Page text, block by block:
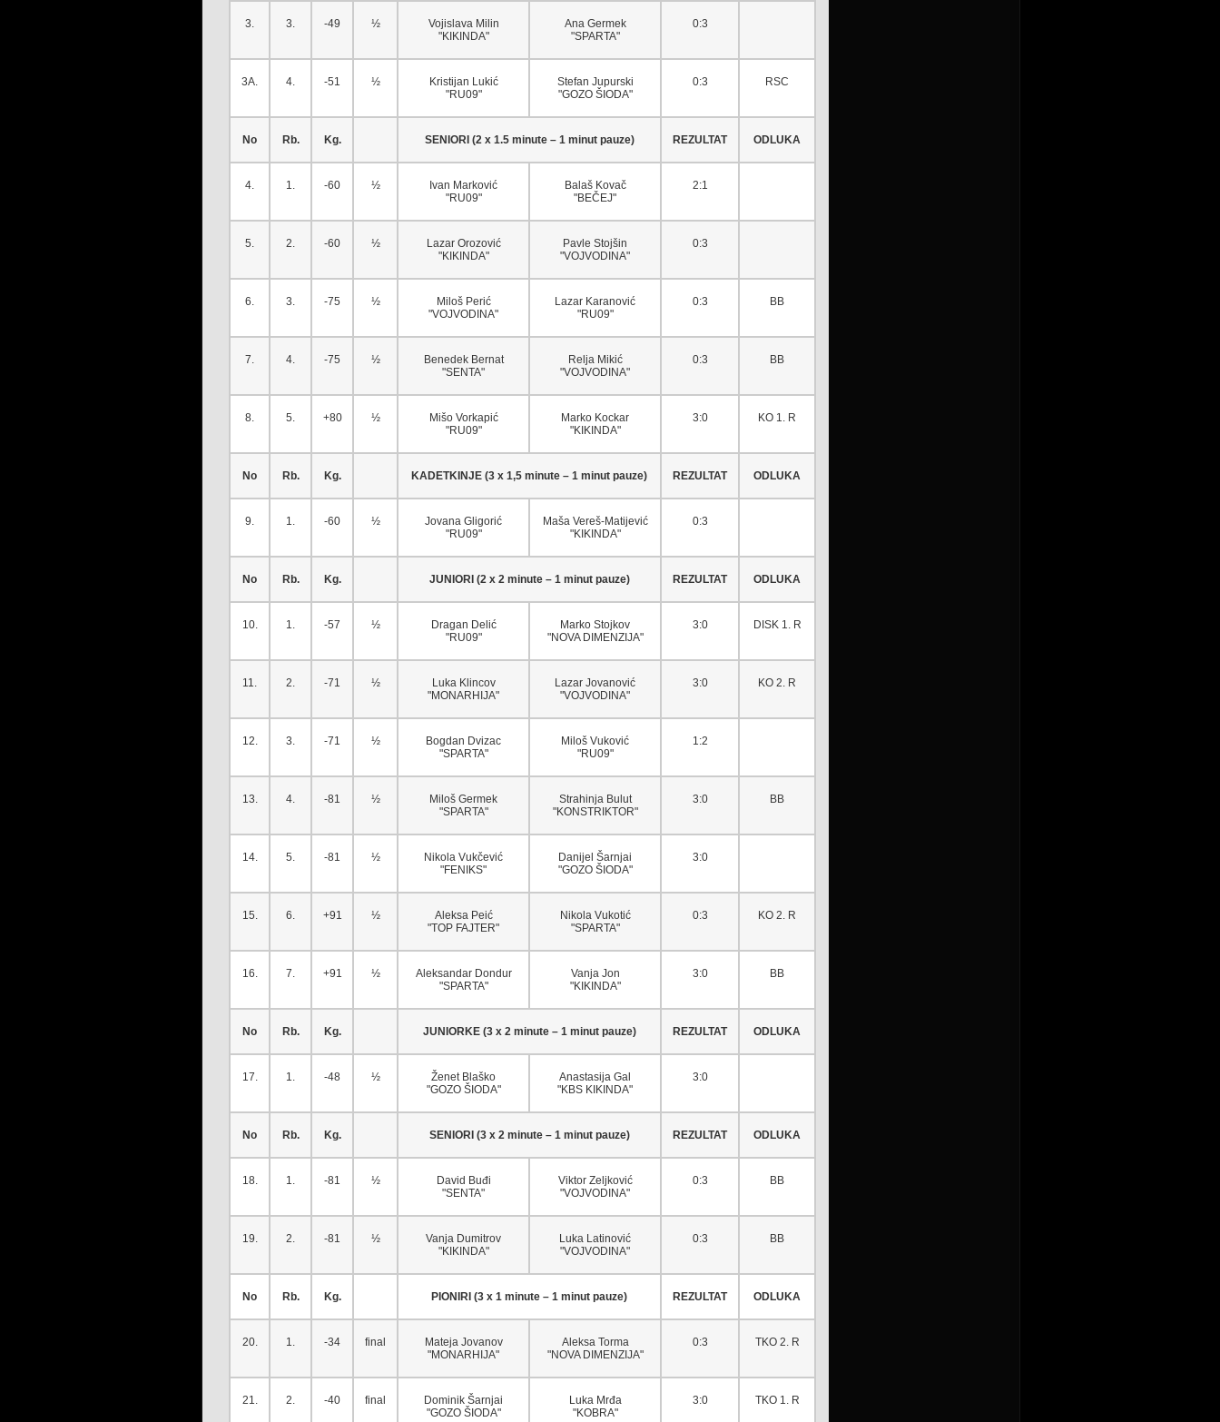
3. 3. -49 ½
Vojislava Milin
"KIKINDA"
Ana Germek
"SPARTA"
0:3
3A. 4. -51 ½
Kristijan Lukić
"RU09"
Stefan Jupurski
"GOZO ŠIODA"
0:3 RSC
No Rb. Kg. SENIORI (2 x 1.5 minute – 1 minut pauze) REZULTAT ODLUKA
4. 1. -60 ½
Ivan Marković
"RU09"
Balaš Kovač
"BEČEJ"
2:1
5. 2. -60 ½
Lazar Orozović
"KIKINDA"
Pavle Stojšin
"VOJVODINA"
0:3
6. 3. -75 ½
Miloš Perić
"VOJVODINA"
Lazar Karanović
"RU09"
0:3 BB
7. 4. -75 ½
Benedek Bernat
"SENTA"
Relja Mikić
"VOJVODINA"
0:3 BB
8. 5. +80 ½
Mišo Vorkapić
"RU09"
Marko Kockar
"KIKINDA"
3:0 KO 1. R
No Rb. Kg. KADETKINJE (3 x 1,5 minute – 1 minut pauze) REZULTAT ODLUKA
9. 1. -60 ½
Jovana Gligorić
"RU09"
Maša Vereš-Matijević
"KIKINDA"
0:3
No Rb. Kg. JUNIORI (2 x 2 minute – 1 minut pauze) REZULTAT ODLUKA
10. 1. -57 ½
Dragan Delić
"RU09"
Marko Stojkov
"NOVA DIMENZIJA"
3:0 DISK 1. R
11. 2. -71 ½
Luka Klincov
"MONARHIJA"
Lazar Jovanović
"VOJVODINA"
3:0 KO 2. R
12. 3. -71 ½
Bogdan Dvizac
"SPARTA"
Miloš Vuković
"RU09"
1:2
13. 4. -81 ½
Miloš Germek
"SPARTA"
Strahinja Bulut
"KONSTRIKTOR"
3:0 BB
14. 5. -81 ½
Nikola Vukčević
"FENIKS"
Danijel Šarnjai
"GOZO ŠIODA"
3:0
15. 6. +91 ½
Aleksa Peić
"TOP FAJTER"
Nikola Vukotić
"SPARTA"
0:3 KO 2. R
16. 7. +91 ½
Aleksandar Dondur
"SPARTA"
Vanja Jon
"KIKINDA"
3:0 BB
No Rb. Kg. JUNIORKE (3 x 2 minute – 1 minut pauze) REZULTAT ODLUKA
17. 1. -48 ½
Ženet Blaško
"GOZO ŠIODA"
Anastasija Gal
"KBS KIKINDA"
3:0
No Rb. Kg. SENIORI (3 x 2 minute – 1 minut pauze) REZULTAT ODLUKA
18. 1. -81 ½
David Buđi
"SENTA"
Viktor Zeljković
"VOJVODINA"
0:3 BB
19. 2. -81 ½
Vanja Dumitrov
"KIKINDA"
Luka Latinović
"VOJVODINA"
0:3 BB
No Rb. Kg. PIONIRI (3 x 1 minute – 1 minut pauze) REZULTAT ODLUKA
20. 1. -34 final
Mateja Jovanov
"MONARHIJA"
Aleksa Torma
"NOVA DIMENZIJA"
0:3 TKO 2. R
21. 2. -40 final
Dominik Šarnjai
"GOZO ŠIODA"
Luka Mrđa
"KOBRA"
3:0 TKO 1. R